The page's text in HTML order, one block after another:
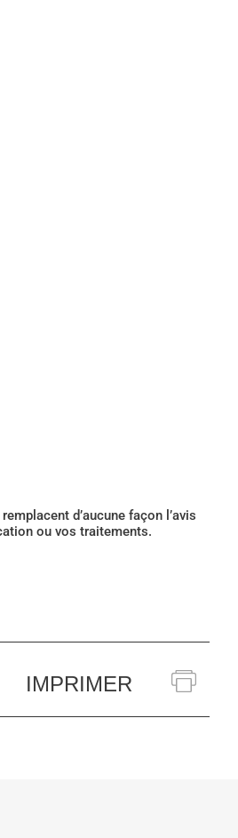
d’aucune façon l’avis
ou vos traitements.
IMPRIMER